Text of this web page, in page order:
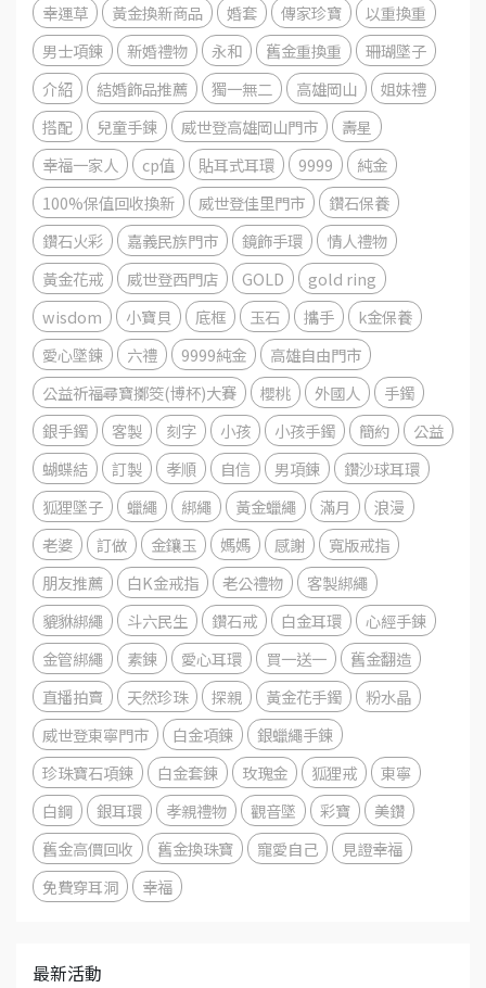
幸運草
黃金換新商品 婚套 傳家珍寶
以重換重
男士項鍊
新婚禮物 永和 舊金重換重
珊瑚墜子
介紹
結婚飾品推薦 獨一無二 高雄岡山
姐妹禮
搭配
兒童手鍊 威世登高雄岡山門市
壽星
幸福一家人
cp值 貼耳式耳環 9999
純金
100%保值回收換新
威世登佳里門市
鑽石保養
鑽石火彩
嘉義民族門市 鏡飾手環
情人禮物
黃金花戒
威世登西門店 GOLD
gold ring
wisdom
小寶貝 底框 玉石 攜手
k金保養
愛心墜鍊
六禮 9999純金
高雄自由門市
公益祈福尋寶擲筊(博杯)大賽
櫻桃 外國人
手鐲
銀手鐲
客製 刻字 小孩 小孩手鐲 簡約
公益
蝴蝶結
訂製 孝順 自信 男項鍊
鑽沙球耳環
狐狸墜子
蠟繩 綁繩 黃金蠟繩 滿月
浪漫
老婆
訂做 金鑲玉 媽媽 感謝
寬版戒指
朋友推薦
白K金戒指 老公禮物
客製綁繩
貔貅綁繩
斗六民生 鑽石戒 白金耳環
心經手鍊
金管綁繩
素鍊 愛心耳環 買一送一
舊金翻造
直播拍賣
天然珍珠 探親 黃金花手鐲
粉水晶
威世登東寧門市
白金項鍊
銀蠟繩手鍊
珍珠寶石項鍊
白金套鍊 玫瑰金 狐狸戒
東寧
白鋼
銀耳環 孝親禮物 觀音墜 彩寶
美鑽
舊金高價回收
舊金換珠寶 寵愛自己
見證幸福
免費穿耳洞
幸福
最新活動